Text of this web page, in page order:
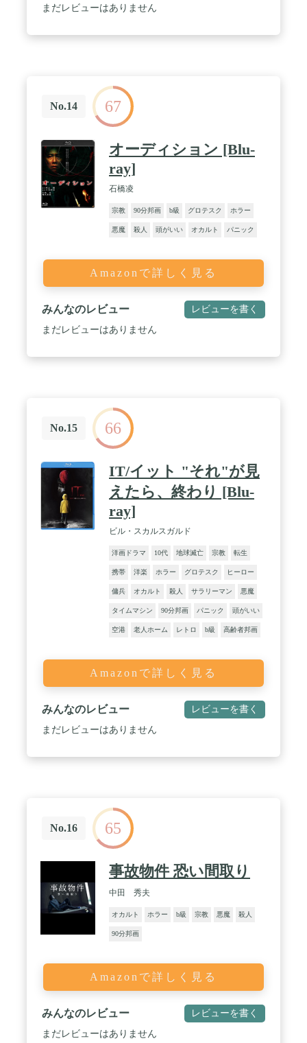
まだレビューはありません
No.14 67
オーディション [Blu-
ray]
石橋凌
宗教 90分邦画 b級 グロテスク ホラー
悪魔 殺人 頭がいい オカルト パニック
Amazonで詳しく見る
みんなのレビュー レビューを書く
まだレビューはありません
No.15 66
IT/イット "それ"が見
えたら、終わり [Blu-
ray]
ビル・スカルスガルド
洋画ドラマ 10代 地球滅亡 宗教 転生
携帯 洋楽 ホラー グロテスク ヒーロー
傭兵 オカルト 殺人 サラリーマン 悪魔
タイムマシン 90分邦画 パニック 頭がいい
空港 老人ホーム レトロ b級 高齢者邦画
Amazonで詳しく見る
みんなのレビュー レビューを書く
まだレビューはありません
No.16 65
事故物件 恐い間取り
中田 秀夫
オカルト ホラー b級 宗教 悪魔 殺人
90分邦画
Amazonで詳しく見る
みんなのレビュー レビューを書く
まだレビューはありません